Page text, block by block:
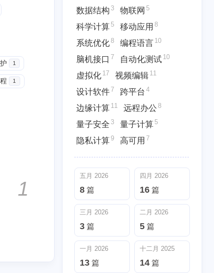
开源替代8
数据结构 科学计算
接口7 虚拟化
量子安全3
二月 2026
十月 2025
6 篇
1
1
1
数据结构 3 物联网 5
科学计算 5 移动应用 8
系统优化8 编程语言 10
脑机接口 7 自动化测试 10
虚拟化 17 视频编辑 11
设计软件7 跨平台 4
边缘计算 11 远程办公 8
量子安全 3 量子计算 5
隐私计算9 高可用 7
五月 2026
8 篇
四月 2026
16 篇
三月 2026
3 篇
二月 2026
5 篇
一月 2026
13 篇
十二月 2025
14 篇